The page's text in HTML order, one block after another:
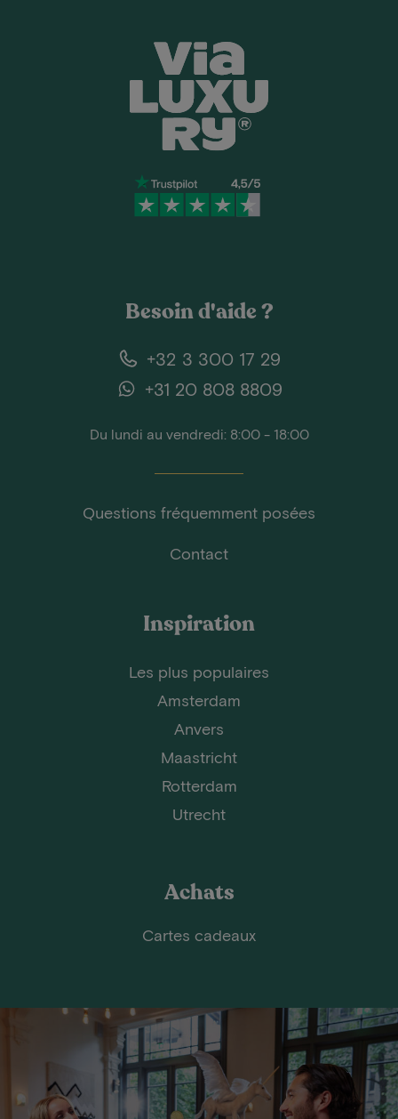
Besoin d'aide ?
+32 3 300 17 29
+31 20 808 8809
Du lundi au vendredi: 8:00 - 18:00
Questions fréquemment posées
Contact
Inspiration
Les plus populaires
Amsterdam
Anvers
Maastricht
Rotterdam
Utrecht
Achats
Cartes cadeaux